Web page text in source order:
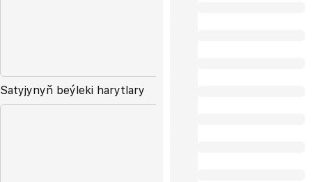
Satyjynyň beýleki harytlary